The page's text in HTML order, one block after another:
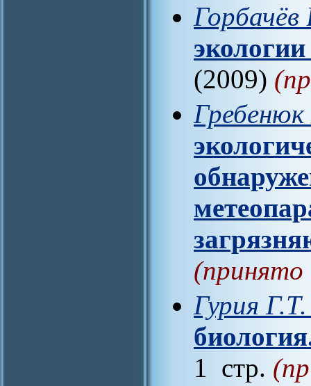
(2009)
(принято
Гурия
1 стр.